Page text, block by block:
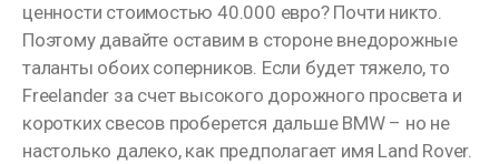
ценности стоимостью 40.000 евро? Почти никто.
Поэтому давайте оставим в стороне внедорожные
таланты обоих соперников. Если будет тяжело, то
Freelander за счет высокого дорожного просвета и
коротких свесов проберется дальше BMW – но не
настолько далеко, как предполагает имя Land Rover.